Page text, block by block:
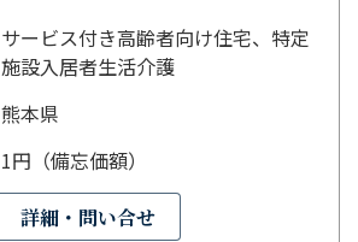
サービス付き高齢者向け住宅、特定
施設入居者生活介護
熊本県
1円（備忘価額）
詳細・問い合せ